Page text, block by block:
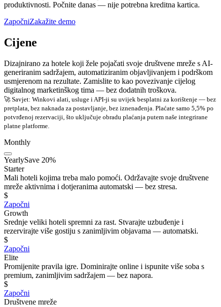
produktivnosti. Počnite danas — nije potrebna kreditna kartica.
ZapočniZakažite demo
Cijene
Dizajnirano za hotele koji žele pojačati svoje društvene mreže s AI-
generiranim sadržajem, automatiziranim objavljivanjem i podrškom
usmjerenom na rezultate. Zamislite to kao povezivanje cijelog
digitalnog marketinškog tima — bez dodatnih troškova.
🚀 Savjet: Winkovi alati, usluge i API-ji su uvijek besplatni za korištenje — bez
pretplata, bez naknada za postavljanje, bez iznenađenja. Plaćate samo 5,5% po
potvrđenoj rezervaciji, što uključuje obradu plaćanja putem naše integrirane
platne platforme.
Monthly
YearlySave 20%
Starter
Mali hoteli kojima treba malo pomoći. Održavajte svoje društvene
mreže aktivnima i dotjeranima automatski — bez stresa.
$
Započni
Growth
Srednje veliki hoteli spremni za rast. Stvarajte uzbuđenje i
rezervirajte više gostiju s zanimljivim objavama — automatski.
$
Započni
Elite
Promijenite pravila igre. Dominirajte online i ispunite više soba s
premium, zanimljivim sadržajem — bez napora.
$
Započni
Društvene mreže